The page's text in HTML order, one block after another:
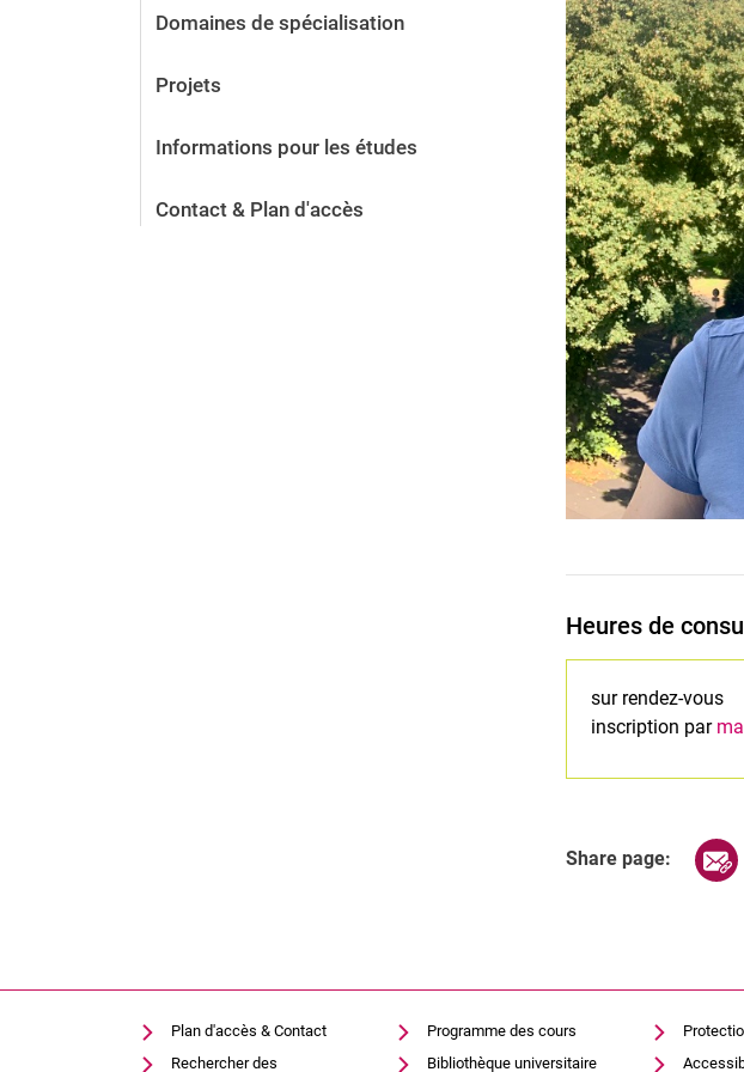
Domaines de spécialisation
Projets
Informations pour les études
Contact & Plan d'accès
Heures de
sur rendez-vous
inscription par
Share page:
Plan d'accès & Contact
Rechercher des
Programme des cours
Bibliothèque universitaire